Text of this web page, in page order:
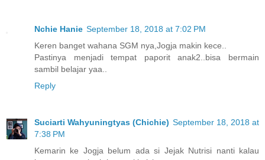
Nchie Hanie September 18, 2018 at 7:02 PM
Keren banget wahana SGM nya,Jogja makin kece..
Pastinya menjadi tempat paporit anak2..bisa bermain
sambil belajar yaa..
Reply
Suciarti Wahyuningtyas (Chichie) September 18, 2018 at
7:38 PM
Kemarin ke Jogja belum ada si Jejak Nutrisi nanti kalau